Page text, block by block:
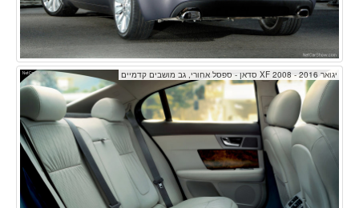
יגואר XF 2008 - 2016 סדאן - ספסל אחורי, גב מושבים קדמיים